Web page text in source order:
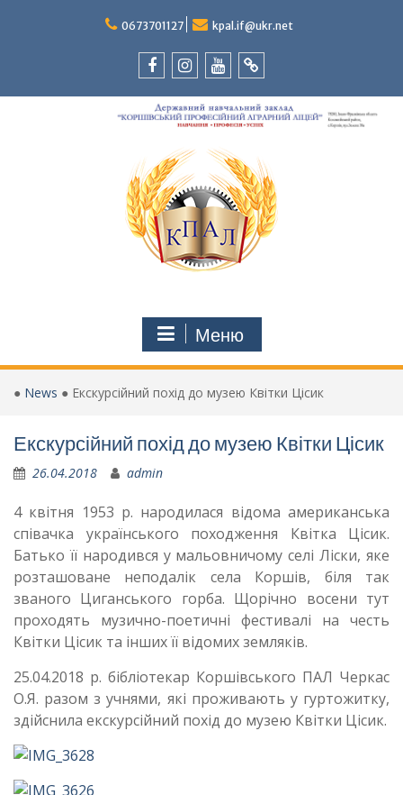
0673701127 kpal.if@ukr.net
Tok
Меню
● News ● Екскурсійний похід до музею Квітки Цісик
Екскурсійний похід до музею Квітки Цісик
26.04.2018 admin
4 квітня 1953 р. народилася відома американська
співачка українського походження Квітка Цісик.
Батько її народився у мальовничому селі Ліски, яке
розташоване неподалік села Коршів, біля так
званого Циганського горба. Щорічно восени тут
проходять музично-поетичні фестивалі на честь
Квітки Цісик та інших її відомих земляків.
25.04.2018 р. бібліотекар Коршівського ПАЛ Черкас
О.Я. разом з учнями, які проживають у гуртожитку,
здійснила екскурсійний похід до музею Квітки Цісик.